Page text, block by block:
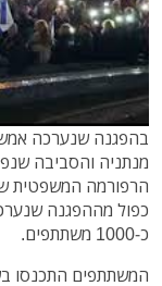
מנתניה והסביבה
הרפורמה המשפטית
כפול מההפגנה
כ-1000 משתתפים.